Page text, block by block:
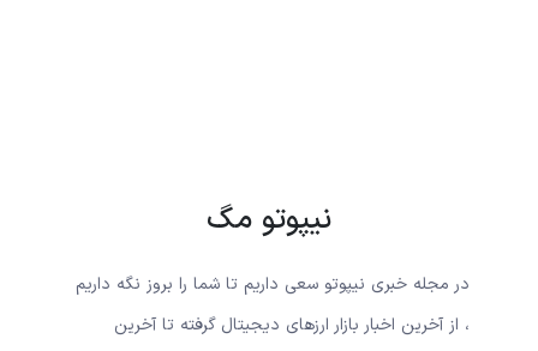
نیپوتو مگ
در مجله خبری نیپوتو سعی داریم تا شما را بروز نگه داریم
، از آخرین اخبار بازار ارزهای دیجیتال گرفته تا آخرین